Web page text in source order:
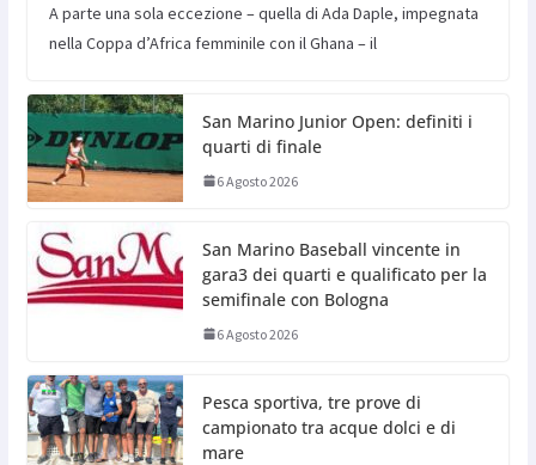
A parte una sola eccezione – quella di Ada Daple, impegnata
nella Coppa d’Africa femminile con il Ghana – il
San Marino Junior Open: definiti i
quarti di finale
6 Agosto 2026
San Marino Baseball vincente in
gara3 dei quarti e qualificato per la
semifinale con Bologna
6 Agosto 2026
Pesca sportiva, tre prove di
campionato tra acque dolci e di
mare